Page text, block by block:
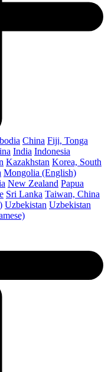
China Fiji, Tonga
India Indonesia
Kazakhstan Korea, South
Mongolia (English)
New Zealand Papua
Sri Lanka Taiwan, China
Uzbekistan Uzbekistan